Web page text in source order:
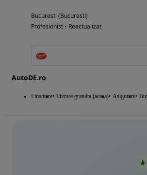
Bucuresti (Bucuresti)
Profesionist • Reactualizat
AutoDE.ro
Finantare Livrare gratuita (acasa) Asigurare